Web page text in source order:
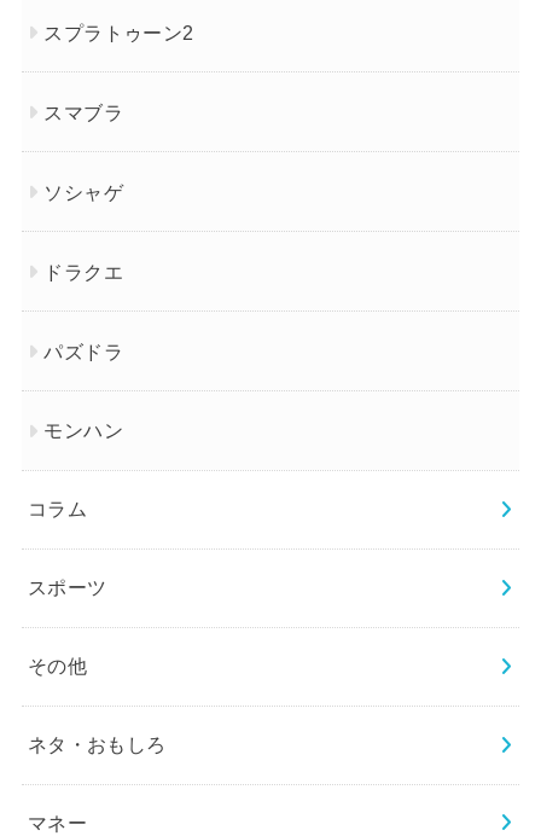
スプラトゥーン2
スマブラ
ソシャゲ
ドラクエ
パズドラ
モンハン
コラム
スポーツ
その他
ネタ・おもしろ
マネー